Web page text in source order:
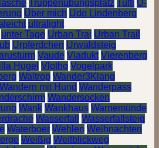
Truppenübungsplatz Tuffi U-
Über mich Udo Lindenberg
ultralight
unter Tage Urban Trai Urban Trail
Urpferdchen Urwaldsteig
Vaude Viadukt Vierenberg
Hügel Vlotho Vogelpark
Waltrop Wander3Klang
Wandern mit Hund Wanderpass
Wandersocken
Wank Wankhaus Warnemünde
Wasserfall
Wasserfallsteig
Waterboer Wehlen Weihnachten
Weißig Weitblickweg